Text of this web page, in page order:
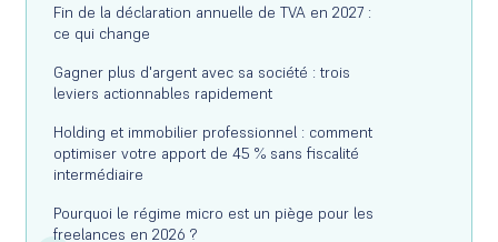
Fin de la déclaration annuelle de TVA en 2027 :
ce qui change
Gagner plus d'argent avec sa société : trois
leviers actionnables rapidement
Holding et immobilier professionnel : comment
optimiser votre apport de 45 % sans fiscalité
intermédiaire
Pourquoi le régime micro est un piège pour les
freelances en 2026 ?